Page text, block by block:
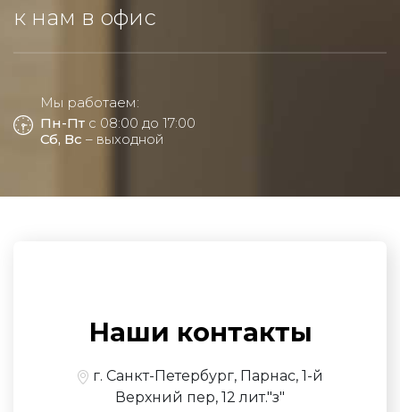
к нам в офис
Мы работаем:
Пн-Пт с 08:00 до 17:00
Сб, Вс – выходной
Наши контакты
г. Санкт-Петербург, Парнас, 1-й
Верхний пер, 12 лит."з"